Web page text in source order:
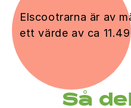
Elscootrarna är av
ett värde av ca
Så